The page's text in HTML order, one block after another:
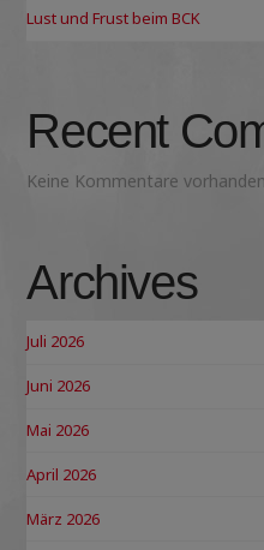
Lust und Frust beim BCK
Recent
Keine Kommentare
Archives
Juli 2026
Juni 2026
Mai 2026
April 2026
März 2026